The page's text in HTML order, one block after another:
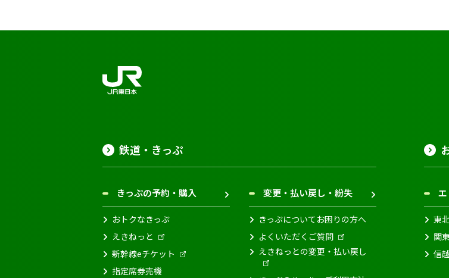
鉄道・きっぷ
きっぷの予約・購入
おトクなきっぷ
えきねっと
新幹線eチケット
指定席券売機
変更・払い戻し・紛失
きっぷについてお困りの方へ
よくいただくご質問
えきねっとの変更・払い戻し
東
関
信